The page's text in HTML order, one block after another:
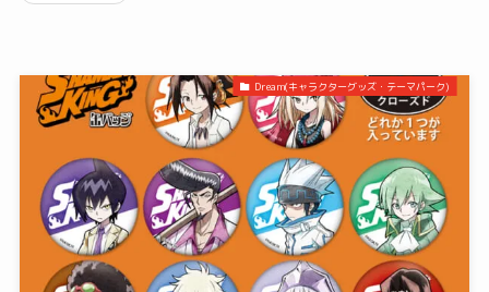
Dream(キャラクターグッズ・テーマパーク)